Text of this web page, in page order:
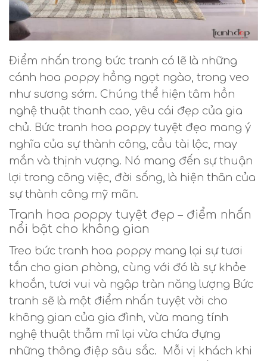
Điểm nhấn trong bức tranh có lẽ là những
cánh hoa poppy hồng ngọt ngào, trong veo
như sương sớm. Chúng thể hiện tâm hồn
nghệ thuật thanh cao, yêu cái đẹp của gia
chủ. Bức tranh hoa poppy tuyệt đẹo mang ý
nghĩa của sự thành công, cầu tài lộc, may
mắn và thịnh vượng. Nó mang đến sự thuận
lợi trong công việc, đời sống, là hiện thân của
sự thành công mỹ mãn.
Tranh hoa poppy tuyệt đẹp – điểm nhấn
nổi bật cho không gian
Treo bức tranh hoa poppy mang lại sự tươi
tắn cho gian phòng, cùng với đó là sự khỏe
khoắn, tươi vui và ngập tràn năng lượng Bức
tranh sẽ là một điểm nhấn tuyệt vời cho
không gian của gia đình, vừa mang tính
nghệ thuật thẫm mĩ lại vừa chứa đựng
những thông điệp sâu sắc. Mỗi vị khách khi